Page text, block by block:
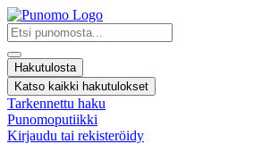
Mene
sisältöön
Search
...
Hakutulosta
Katso kaikki hakutulokset
Tarkennettu haku
Punomoputiikki
Kirjaudu tai rekisteröidy